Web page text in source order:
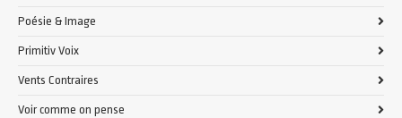
Poésie & Image
Primitiv Voix
Vents Contraires
Voir comme on pense